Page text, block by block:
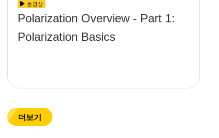
동영상
Polarization Overview - Part 1:
Polarization Basics
더보기